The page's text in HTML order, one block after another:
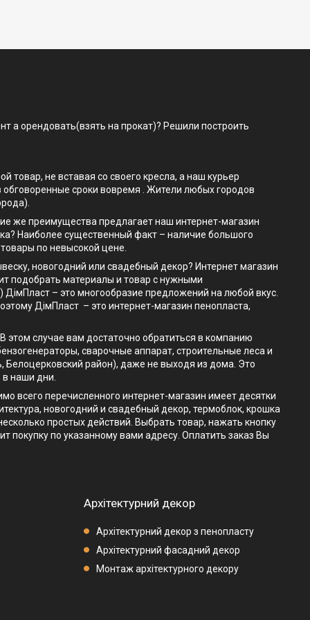
а орендовать(взять на прокат)? Решили построить
не вставая со своего кресла, а наш курьер
обговоренные сроки вовремя . Жители любых городов
же преимущества предлагает наш интернет-магазин
Наиболее существенный факт – наличие большого
по невысокой цене.
новогодний или свадебный декор? Интернет магазин
подобрать материалы и товар с нужными
– это многообразие предложений на любой вкус.
ДімПласт – это интернет-магазин пенопласта,
этом случае вам достаточно обратиться в компанию
сварочные аппарат, строительные леса и
Белоцерковский район), даже не выходя из дома. Это
наши дни.
всего перечисленного интернет-магазин имеет десятки
новогодний и свадебный декор, термоблок, крошка
простых действий. Выбрать товар, нажать кнопку
покупку по указанному вами адресу. Оплатить заказ Вы
Архітектурний декор
Архітектурний декор з пенопласту
Архітектурний фасадний декор
Монтаж архітектурного декору